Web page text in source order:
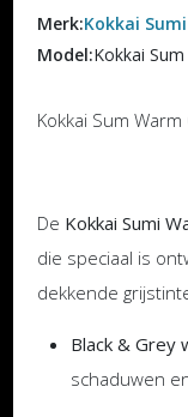
Merk:Kokkai Sumi
Model:Kokkai
Kokkai Sum
De Kokkai Sumi
die speciaal is
dekkende
Black & Grey
schaduwen